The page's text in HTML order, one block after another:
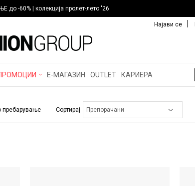
-60% | колекција пролет-лето '26
Најави се
Е-МАГАЗИН OUTLET КАРИЕРА
пребарување Сортирај